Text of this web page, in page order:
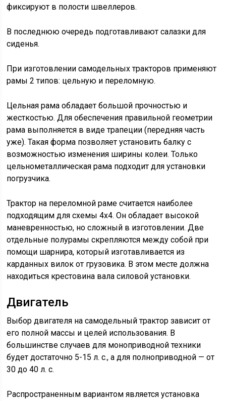
фиксируют в полости швеллеров.
В последнюю очередь подготавливают салазки для
сиденья.
При изготовлении самодельных тракторов применяют
рамы 2 типов: цельную и переломную.
Цельная рама обладает большой прочностью и
жесткостью. Для обеспечения правильной геометрии
рама выполняется в виде трапеции (передняя часть
уже). Такая форма позволяет установить балку с
возможностью изменения ширины колеи. Только
цельнометаллическая рама подходит для установки
погрузчика.
Трактор на переломной раме считается наиболее
подходящим для схемы 4х4. Он обладает высокой
маневренностью, но сложный в изготовлении. Две
отдельные полурамы скрепляются между собой при
помощи шарнира, который изготавливается из
карданных вилок от грузовика. В этом месте должна
находиться крестовина вала силовой установки.
Двигатель
Выбор двигателя на самодельный трактор зависит от
его полной массы и целей использования. В
большинстве случаев для моноприводной техники
будет достаточно 5-15 л. с., а для полноприводной — от
30 до 40 л. с.
Распространенным вариантом является установка